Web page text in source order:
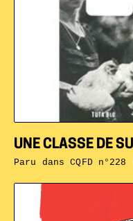
UNE CLASSE DE
Paru dansCQFD